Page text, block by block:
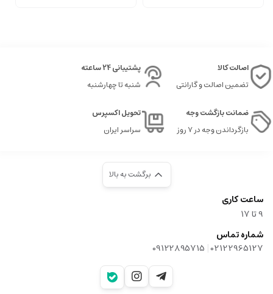
اصالت کالا
تضمین اصالت و گارانتی
پشتیبانی 24 ساعته
شنبه تا چهارشنبه
ضمانت بازگشت وجه
بازگرداندن وجه در ۷ روز
تحویل اکسپرس
سراسر ایران
برگشت به بالا
ساعت کاری
9‌ تا ۱۷
شماره تماس
02122965127
|
09122895715